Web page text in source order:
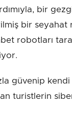
bir
bir seyahat
robotları
güvenip kendi
turistlerin